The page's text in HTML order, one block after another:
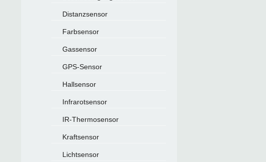
Distanzsensor
Farbsensor
Gassensor
GPS-Sensor
Hallsensor
Infrarotsensor
IR-Thermosensor
Kraftsensor
Lichtsensor